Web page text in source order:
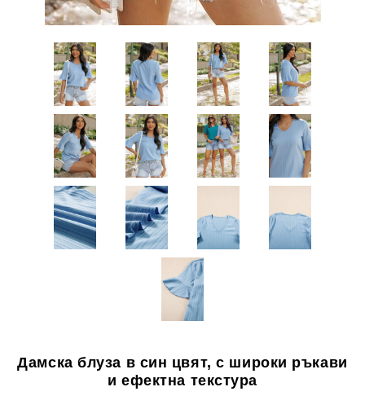
Дамска блуза в син цвят, с широки ръкави
и ефектна текстура